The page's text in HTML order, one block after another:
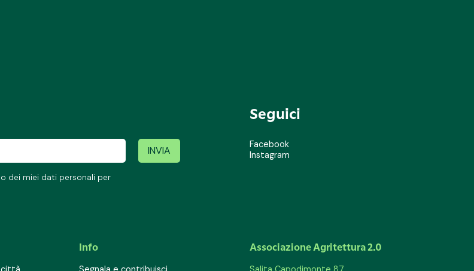
dei miei dati personali per
Seguici
Facebook
Instagram
Info Associazione Agritettura 2.0